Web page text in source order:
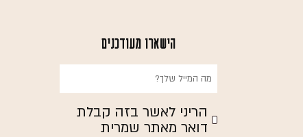
הישארו מעודכנים
הריני לאשר בזה קבלת
דואר מאתר שמרית